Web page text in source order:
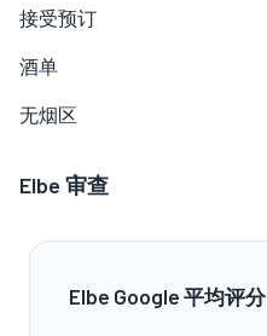
接受预订
酒单
无烟区
Elbe 审查
Elbe Google 平均评分